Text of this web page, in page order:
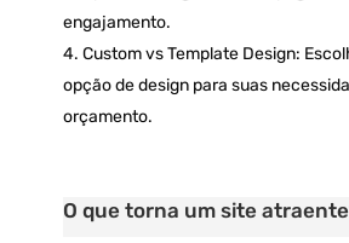
engajamento.
Custom vs Template Design:
opção de design para suas
orçamento.
O que torna um site